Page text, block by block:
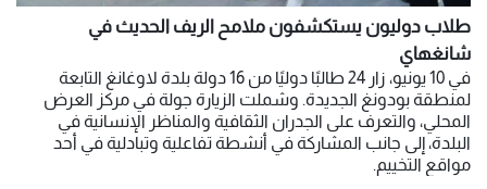
طلاب دوليون يستكشفون ملامح الريف الحديث في
شانغهاي
في 10 يونيو، زار 24 طالبًا دوليًا من 16 دولة بلدة لاوغانغ التابعة
لمنطقة بودونغ الجديدة. وشملت الزيارة جولة في مركز العرض
المحلي، والتعرف على الجدران الثقافية والمناظر الإنسانية في
البلدة، إلى جانب المشاركة في أنشطة تفاعلية وتبادلية في أحد
مواقع التخييم.